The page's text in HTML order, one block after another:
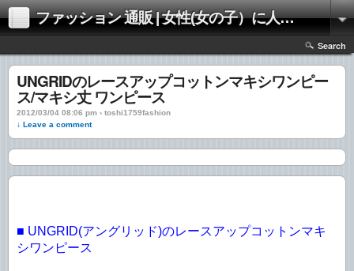
ファッション 通販 | 女性(女の子）に人気のファッションの通販 | 情報
Search
UNGRIDのレースアップコットンマキシワンピー
ス/マキシ丈 ワンピース
2012/03/04 08:06 pm › toshi1759fashion
↓ Leave a comment
■ UNGRID(アングリッド)のレースアップコットンマキ
シワンピース